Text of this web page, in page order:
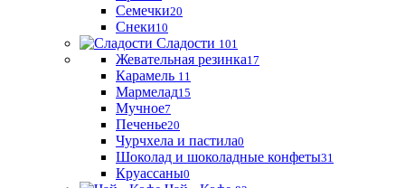
Семечки20
Снеки10
Сладости 101
Жевательная резинка17
Карамель 11
Мармелад15
Мучное7
Печенье20
Чурчхела и пастила0
Шоколад и шоколадные конфеты31
Круассаны0